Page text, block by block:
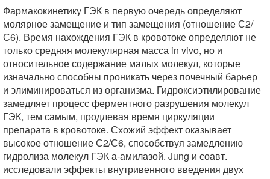
Фармакокинетику ГЭК в первую очередь определяют
молярное замещение и тип замещения (отношение С2/
С6). Время нахождения ГЭК в кровотоке определяют не
только средняя молекулярная масса in vivo, но и
относительное содержание малых молекул, которые
изначально способны проникать через почечный барьер
и элиминироваться из организма. Гидроксиэтилирование
замедляет процесс ферментного разрушения молекул
ГЭК, тем самым, продлевая время циркуляции
препарата в кровотоке. Схожий эффект оказывает
высокое отношение С2/С6, способствуя замедлению
гидролиза молекул ГЭК а-амилазой. Jung и соавт.
исследовали эффекты внутривенного введения двух